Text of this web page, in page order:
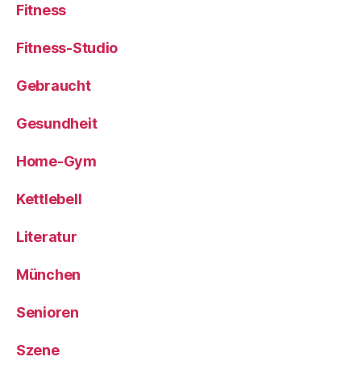
Fitness
Fitness-Studio
Gebraucht
Gesundheit
Home-Gym
Kettlebell
Literatur
München
Senioren
Szene